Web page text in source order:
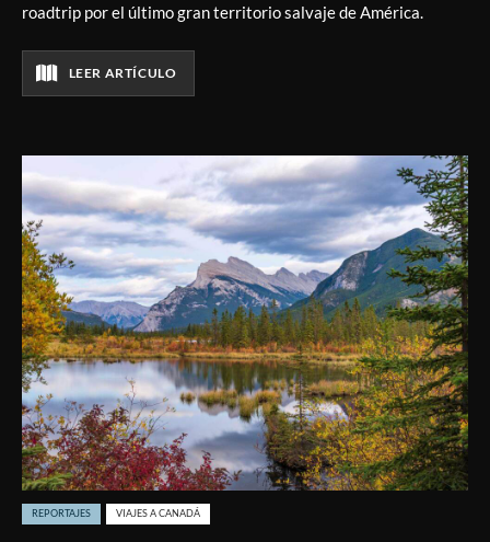
roadtrip por el último gran territorio salvaje de América.
LEER ARTÍCULO
REPORTAJES VIAJES A CANADÁ